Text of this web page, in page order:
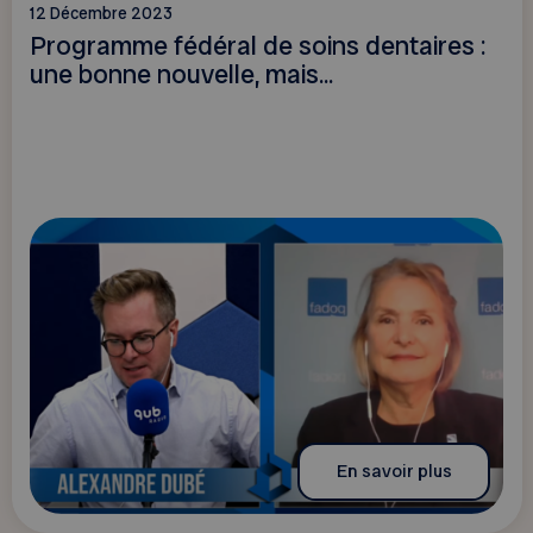
12 Décembre 2023
Programme fédéral de soins dentaires :
une bonne nouvelle, mais...
En savoir plus